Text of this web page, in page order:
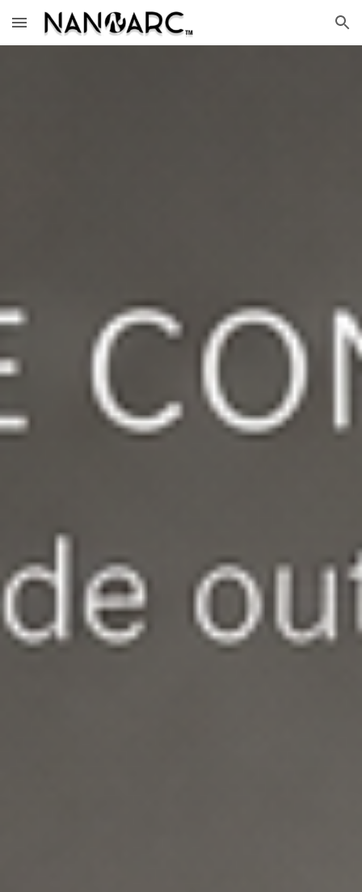
Skip to main content Skip to navigation